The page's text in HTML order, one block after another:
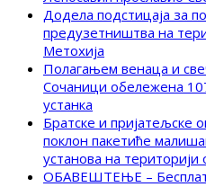
Додела подстицаја за
предузетништва на
Метохија
Полагањем венаца и
Сочаници обележена
устанка
Братске и пријатељске
поклон пакетиће
установа на
ОБАВЕШТЕЊЕ –